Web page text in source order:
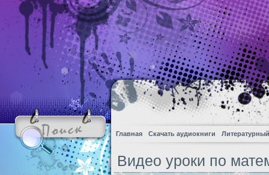
Главная Скачать аудиокниги
Видео уроки по